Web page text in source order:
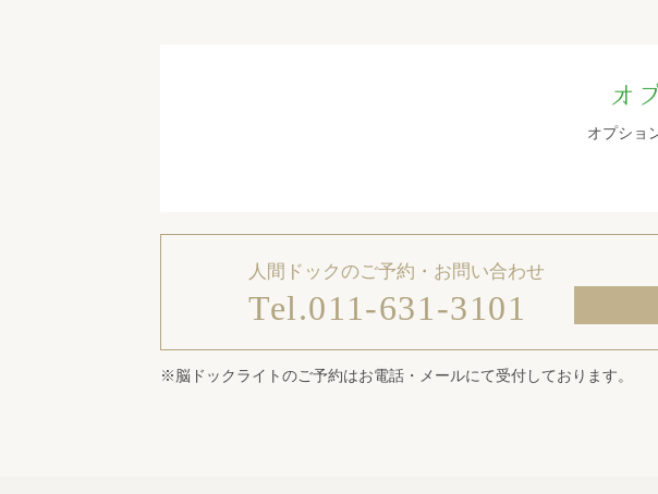
オ
オプショ
人間ドックのご予約・お問い合わせ
Tel.011-631-3101
※脳ドックライトのご予約はお電話・メールにて受付しております。